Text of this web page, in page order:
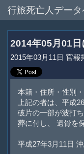
行旅死亡人データ
2014年05月01日
2015年03月11日 官報
本籍・住所・性別
上記の者は、平成
破片の一部が波打
葬に付し、 遺骨を
平成27年3月11日